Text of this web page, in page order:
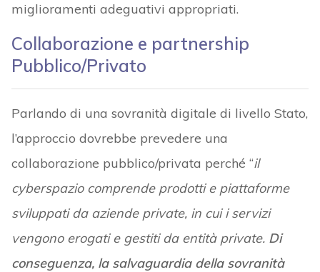
miglioramenti adeguativi appropriati.
Collaborazione e partnership
Pubblico/Privato
Parlando di una sovranità digitale di livello Stato,
l’approccio dovrebbe prevedere una
collaborazione pubblico/privata perché “il
cyberspazio comprende prodotti e piattaforme
sviluppati da aziende private, in cui i servizi
vengono erogati e gestiti da entità private. Di
conseguenza, la salvaguardia della sovranità